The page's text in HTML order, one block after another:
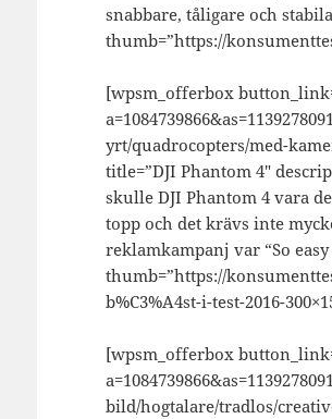
snabbare, tåligare och
thumb=”https://
[wpsm_offerbox
yrt/quadrocopters/med-
title=”DJI Phantom 4″
skulle DJI Phantom 4 vara
topp och det krävs inte
reklamkampanj var “So
thumb=”https://
b%C3%A4st-i-test-2016-
[wpsm_offerbox
bild/hogtalare/tradlos/